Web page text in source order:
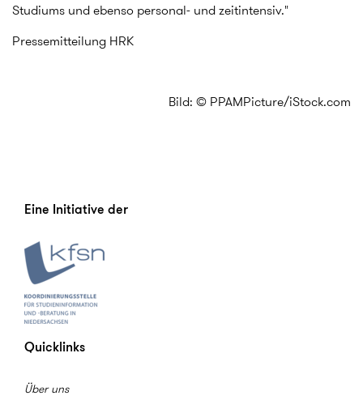
Studiums und ebenso personal- und zeitintensiv."
Pressemitteilung HRK
Bild: © PPAMPicture/iStock.com
Eine Initiative der
Quicklinks
Über uns